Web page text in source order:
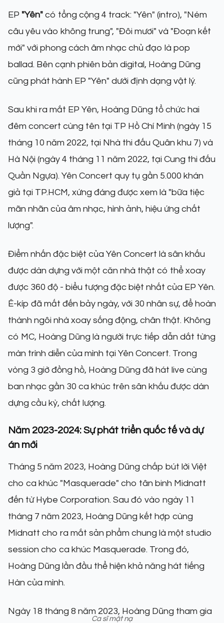
EP "Yên" có tổng cộng 4 track: "Yên" (intro), "Ném
câu yêu vào không trung", "Đôi mươi" và "Đoạn kết
mới" với phong cách âm nhạc chủ đạo là pop
ballad. Bên cạnh phiên bản digital, Hoàng Dũng
cũng phát hành EP "Yên" dưới định dạng vật lý.
Sau khi ra mắt EP Yên, Hoàng Dũng tổ chức hai
đêm concert cùng tên tại TP Hồ Chí Minh (ngày 15
tháng 10 năm 2022, tại Nhà thi đấu Quân khu 7) và
Hà Nội (ngày 4 tháng 11 năm 2022, tại Cung thi đấu
Quần Ngựa). Yên Concert quy tụ gần 5.000 khán
giả tại TP.HCM, xứng đáng được xem là "bữa tiệc
mãn nhãn của âm nhạc, hình ảnh, hiệu ứng chất
lượng".
Điểm nhấn đặc biệt của Yên Concert là sân khấu
được dàn dựng với một căn nhà thật có thể xoay
được 360 độ - biểu tượng đặc biệt nhất của EP Yên.
Ê-kíp đã mất đến bảy ngày, với 30 nhân sự, để hoàn
thành ngôi nhà xoay sống động, chân thật. Không
có MC, Hoàng Dũng là người trực tiếp dẫn dắt từng
màn trình diễn của mình tại Yên Concert. Trong
vòng 3 giờ đồng hồ, Hoàng Dũng đã hát live cùng
ban nhạc gần 30 ca khúc trên sân khấu được dàn
dựng cầu kỳ, chất lượng.
Năm 2023-2024: Sự phát triển quốc tế và dự
án mới
Tháng 5 năm 2023, Hoàng Dũng chấp bút lời Việt
cho ca khúc "Masquerade" cho tân binh Midnatt
đến từ Hybe Corporation. Sau đó vào ngày 11
tháng 7 năm 2023, Hoàng Dũng kết hợp cùng
Midnatt cho ra mắt sản phẩm chung là một studio
session cho ca khúc Masquerade. Trong đó,
Hoàng Dũng lần đầu thể hiện khả năng hát tiếng
Hàn của mình.
Ngày 18 tháng 8 năm 2023, Hoàng Dũng tham gia
Ca sĩ mặt nạ